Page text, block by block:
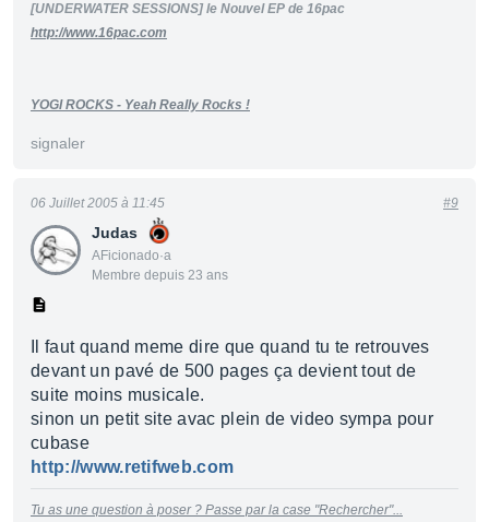
[UNDERWATER SESSIONS] le Nouvel EP de 16pac
http://www.16pac.com
YOGI ROCKS - Yeah Really Rocks !
signaler
Judas
AFicionado·a
Membre depuis 23 ans
06 Juillet 2005 à 11:45 #9
Il faut quand meme dire que quand tu te retrouves
devant un pavé de 500 pages ça devient tout de
suite moins musicale.
sinon un petit site avac plein de video sympa pour
cubase
http://www.retifweb.com
Tu as une question à poser ? Passe par la case "Rechercher"...